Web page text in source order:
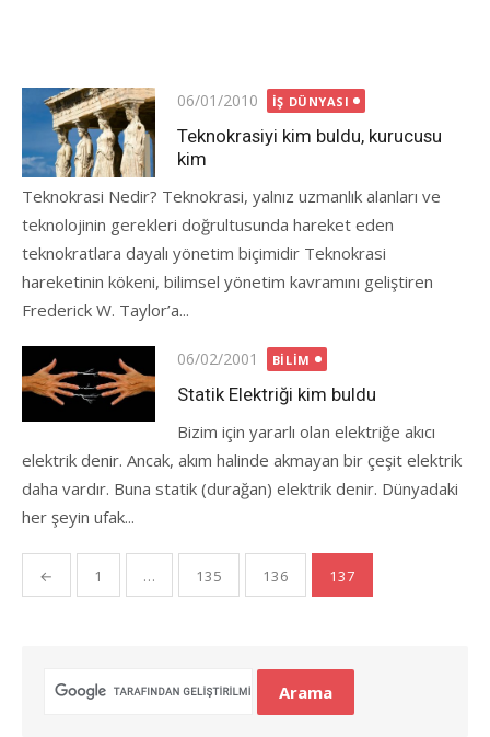
Posted
on
06/01/2010 İŞ DÜNYASI
Teknokrasiyi kim buldu, kurucusu
kim
Teknokrasi Nedir? Teknokrasi, yalnız uzmanlık alanları ve
teknolojinin gerekleri doğrultusunda hareket eden
teknokratlara dayalı yönetim biçimidir Teknokrasi
hareketinin kökeni, bilimsel yönetim kavramını geliştiren
Frederick W. Taylor’a...
Posted
on
06/02/2001 BILIM
Statik Elektriği kim buldu
Bizim için yararlı olan elektriğe akıcı
elektrik denir. Ancak, akım halinde akmayan bir çeşit elektrik
daha vardır. Buna statik (durağan) elektrik denir. Dünyadaki
her şeyin ufak...
Yazı
gezinmesi
← 1 … 135 136 137